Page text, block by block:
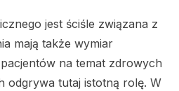
jest ściśle związana z
mają także wymiar
na temat zdrowych
odgrywa tutaj istotną rolę. W